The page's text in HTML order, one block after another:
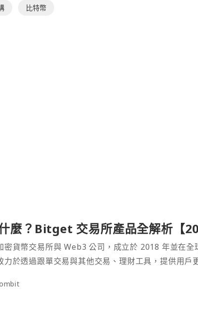
比特幣
麼？Bitget 交易所產品全解析【
貨幣交易所與 Web3 公司，成立於 2018 年並在全
於透過跟單交易與其他交易、理財工具，提供用戶